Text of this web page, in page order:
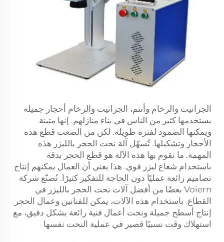
الجرانيت والرخام وأنتم، الجرانيت والرخام أحجار جميلة
يستخدمها كثير من الناس في بناء منازلهم. إنها متينة
ويمكنها الصمود لفترة طويلة. لكن من الصعب قطع هذه
الأحجار وتشكيلها. تُسهّل آلة نحت الحجر بالليزر هذه
المهمة. ما تقوم بها هذه الآلة هو قطع الحجر بدقة
باستخدام شعاع ليزر قوي. هذا يعني أن العمال يمكنهم إنتاج
تصاميم رائعة عمليًا دون الحاجة للتفكير كثيرًا. تُصنّع شركة
Voiern بعضًا من أفضل آلات نحت الحجر بالليزر في
القطاع. باستخدام هذه الآلات، يمكن للفنانين وعمال الحجر
إنتاج أسطح جميلة ونحت أعمال فنية رائعة بشكل دقيق، مع
استهلاك وقت نسبيًا قصير في عملية النحت نفسها